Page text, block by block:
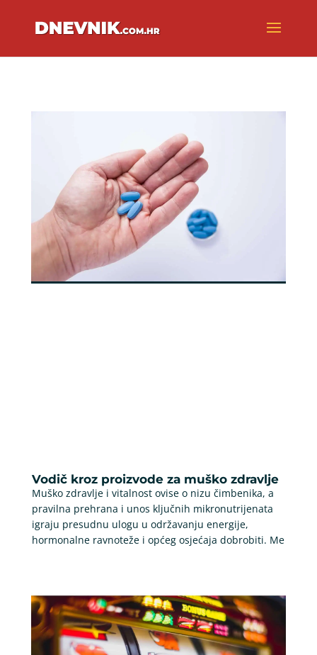
Vodič kroz proizvode za muško zdravlje
Muško zdravlje i vitalnost ovise o nizu čimbenika, a
pravilna prehrana i unos ključnih mikronutrijenata
igraju presudnu ulogu u održavanju energije,
hormonalne ravnoteže i općeg osjećaja dobrobiti. Me